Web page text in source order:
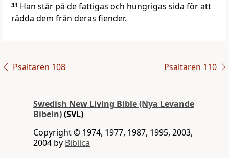
31 Han står på de fattigas och hungrigas sida för att
rädda dem från deras fiender.
Psaltaren 108 Psaltaren 110
Swedish New Living Bible (Nya Levande
Bibeln)(SVL)
Copyright © 1974, 1977, 1987, 1995, 2003,
2004 by Biblica